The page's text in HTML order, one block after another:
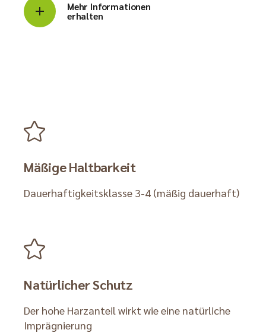
Mehr Informationen
erhalten
Mäßige Haltbarkeit
Dauerhaftigkeitsklasse 3-4 (mäßig dauerhaft)
Natürlicher Schutz
Der hohe Harzanteil wirkt wie eine natürliche
Imprägnierung